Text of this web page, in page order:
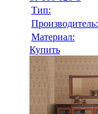
Тип:
Производитель:
Материал:
Купить